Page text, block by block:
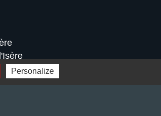
Personalize